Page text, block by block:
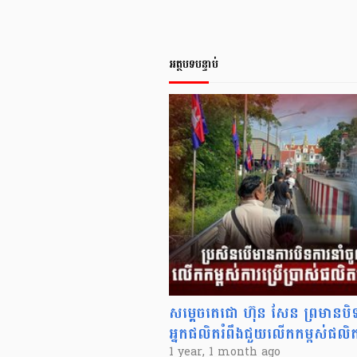
អត្ថបទបន្ទាប់
សម្តេចតេជោ ហ៊ុន សែន ព្រមាន
អ្នកផលិតរំពឹងជួយលើកកម្ពស់ផលិត
1 year, 1 month ago